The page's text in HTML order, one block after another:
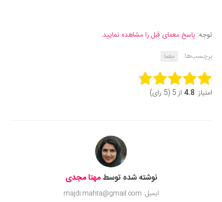
توجه: پاسخ معمای قبل را مشاهده نمایید.
برچسب‌ها:
معما
Rate this item:
امتیاز: 4.8 از 5 (5 رای)
نوشته شده توسطمهتا مجدی
ایمیل: majdi.mahta@gmail.com